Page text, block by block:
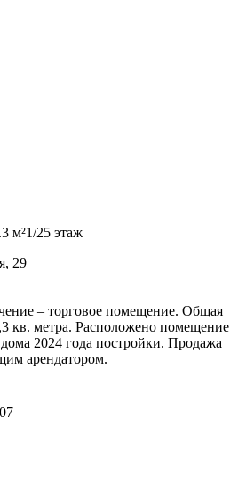
м²1/25 этаж
29
– торговое помещение. Общая
кв. метра. Расположено помещение
2024 года постройки. Продажа
арендатором.